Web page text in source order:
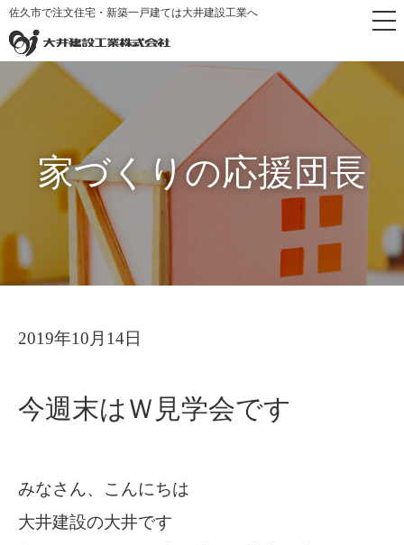
佐久市で注文住宅・新築一戸建ては大井建設工業へ
家づくりの応援団長
トップページ > 家づくりの応援団長 > 今週末はＷ見学会です
2019年10月14日
今週末はＷ見学会です
みなさん、こんにちは
大井建設の大井です